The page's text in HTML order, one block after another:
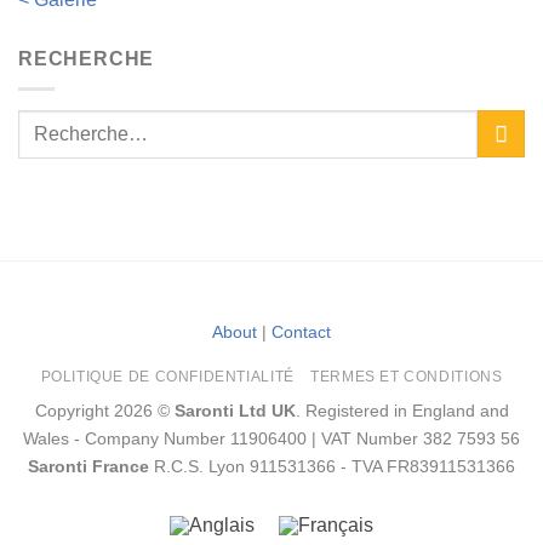
RECHERCHE
About | Contact
POLITIQUE DE CONFIDENTIALITÉ TERMES ET CONDITIONS
Copyright 2026 © Saronti Ltd UK. Registered in England and
Wales - Company Number 11906400 | VAT Number 382 7593 56
Saronti France R.C.S. Lyon 911531366 - TVA FR83911531366